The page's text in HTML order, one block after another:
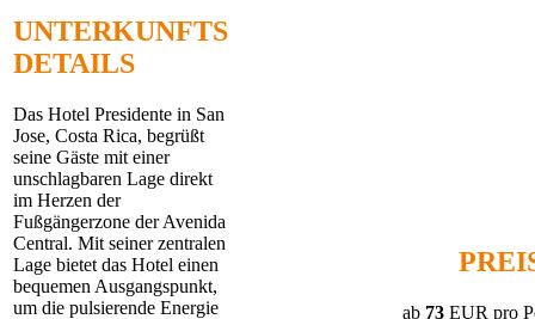
UNTERKUNFTS
DETAILS
Das Hotel Presidente in San
Jose, Costa Rica, begrüßt
seine Gäste mit einer
unschlagbaren Lage direkt
im Herzen der
Fußgängerzone der Avenida
Central. Mit seiner zentralen
Lage bietet das Hotel einen
bequemen Ausgangspunkt,
um die pulsierende Energie
ab 73 EUR pro